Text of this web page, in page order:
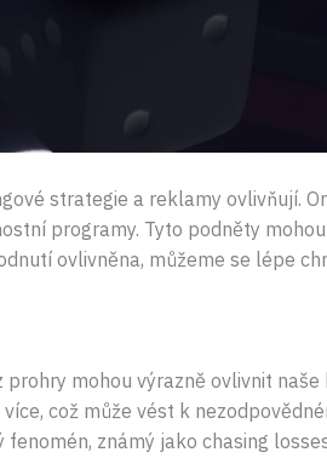
strategie a reklamy ovlivňují.
programy. Tyto podněty
ovlivněna, můžeme se lépe
mohou výrazně ovlivnit naše
což může vést k
známý jako chasing